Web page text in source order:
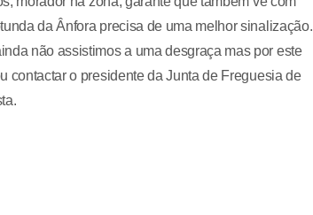
da Ânfora precisa de uma melhor sinalização.
não assistimos a uma desgraça mas por este
contactar o presidente da Junta de Freguesia de